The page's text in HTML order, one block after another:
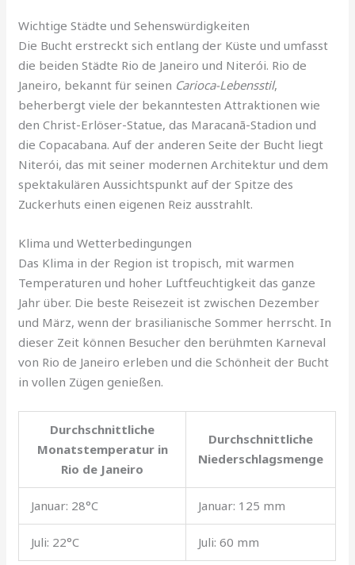
Wichtige Städte und Sehenswürdigkeiten
Die Bucht erstreckt sich entlang der Küste und umfasst
die beiden Städte Rio de Janeiro und Niterói. Rio de
Janeiro, bekannt für seinen Carioca-Lebensstil,
beherbergt viele der bekanntesten Attraktionen wie
den Christ-Erlöser-Statue, das Maracanã-Stadion und
die Copacabana. Auf der anderen Seite der Bucht liegt
Niterói, das mit seiner modernen Architektur und dem
spektakulären Aussichtspunkt auf der Spitze des
Zuckerhuts einen eigenen Reiz ausstrahlt.
Klima und Wetterbedingungen
Das Klima in der Region ist tropisch, mit warmen
Temperaturen und hoher Luftfeuchtigkeit das ganze
Jahr über. Die beste Reisezeit ist zwischen Dezember
und März, wenn der brasilianische Sommer herrscht. In
dieser Zeit können Besucher den berühmten Karneval
von Rio de Janeiro erleben und die Schönheit der Bucht
in vollen Zügen genießen.
Durchschnittliche
Monatstemperatur in
Rio de Janeiro
Durchschnittliche
Niederschlagsmenge
Januar: 28°C Januar: 125 mm
Juli: 22°C Juli: 60 mm